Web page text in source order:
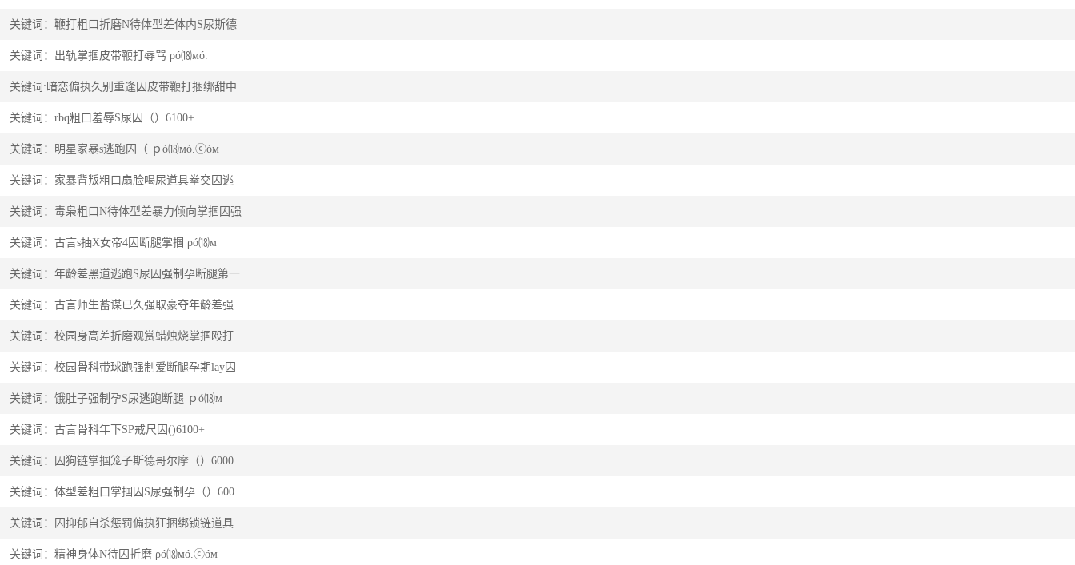
关键词：精神身体N待囚折磨 ρó⒅мó.ⓒóм
关键词：囚抑郁自杀惩罚偏执狂捆绑锁链道具
关键词：体型差粗口掌掴囚S尿强制孕（）600
关键词：囚狗链掌掴笼子斯德哥尔摩（）6000
关键词：古言骨科年下SP戒尺囚()6100+
关键词：饿肚子强制孕S尿逃跑断腿 ｐó⒅м
关键词：校园骨科带球跑强制爱断腿孕期lay囚
关键词：校园身高差折磨观赏蜡烛烧掌掴殴打
关键词：古言师生蓄谋已久强取豪夺年龄差强
关键词：年龄差黑道逃跑S尿囚强制孕断腿第一
关键词：古言s抽X女帝4囚断腿掌掴 ρó⒅м
关键词：毒枭粗口N待体型差暴力倾向掌掴囚强
关键词：家暴背叛粗口扇脸喝尿道具拳交囚逃
关键词：明星家暴s逃跑囚（ ｐó⒅мó.ⓒóм
关键词：rbq粗口羞辱S尿囚（）6100+
关键词:暗恋偏执久别重逢囚皮带鞭打捆绑甜中
关键词：出轨掌掴皮带鞭打辱骂 ρó⒅мó.
关键词：鞭打粗口折磨N待体型差体内S尿斯德